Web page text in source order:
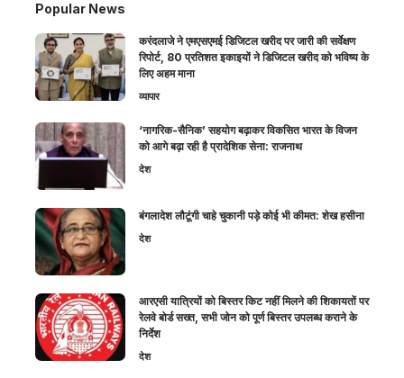
Popular News
करंदलाजे ने एमएसएमई डिजिटल खरीद पर जारी की सर्वेक्षण
रिपोर्ट, 80 प्रतिशत इकाइयों ने डिजिटल खरीद को भविष्य के
लिए अहम माना
व्यापार
‘नागरिक-सैनिक’ सहयोग बढ़ाकर विकसित भारत के विजन
को आगे बढ़ा रही है प्रादेशिक सेना: राजनाथ
देश
बंगलादेश लौटूंगी चाहे चुकानी पड़े कोई भी कीमत: शेख हसीना
देश
आरएसी यात्रियों को बिस्तर किट नहीं मिलने की शिकायतों पर
रेलवे बोर्ड सख्त, सभी जोन को पूर्ण बिस्तर उपलब्ध कराने के
निर्देश
देश